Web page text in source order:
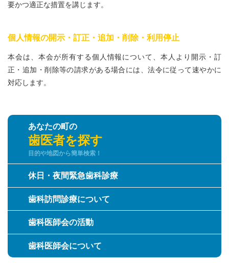
要かつ適正な措置を講じます。
個人情報の開示・訂正・追加・削除・利用停止
本会は、本会が所有する個人情報について、本人より開示・訂
正・追加・削除等の請求がある場合には、法令に従って速やかに
対応します。
あなたの町の
歯医者を探す
目的や地図から簡単検索！
休日・夜間緊急歯科診療
歯科訪問診療について
歯科医師会の活動
歯科医師会について